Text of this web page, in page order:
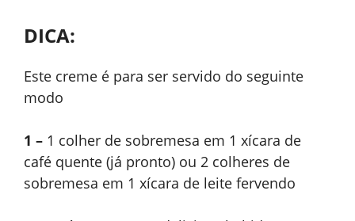
DICA:
Este creme é para ser servido do seguinte
modo
1 – 1 colher de sobremesa em 1 xícara de
café quente (já pronto) ou 2 colheres de
sobremesa em 1 xícara de leite fervendo